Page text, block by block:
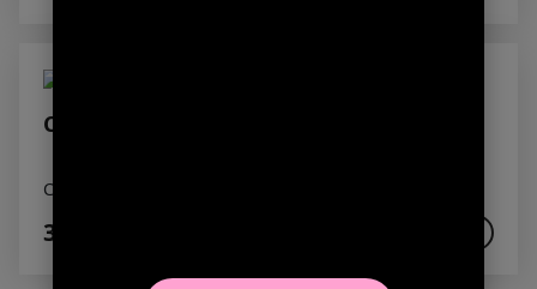
Сок апельсин 200 мл.
Сок апельсин
320₽